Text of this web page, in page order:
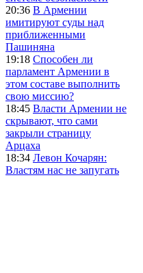
20:36 В Армении
имитируют суды над
приближенными
Пашиняна
19:18 Способен ли
парламент Армении в
этом составе выполнить
свою миссию?
18:45 Власти Армении не
скрывают, что сами
закрыли страницу
Арцаха
18:34 Левон Кочарян:
Властям нас не запугать